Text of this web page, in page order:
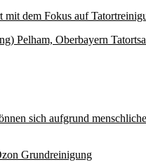
dem Fokus auf
Pelham, Oberbayern
sich aufgrund
Grundreinigung